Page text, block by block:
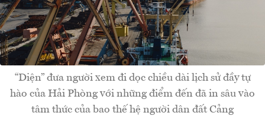
“Diện” đưa người xem đi dọc chiều dài lịch sử đầy tự
hào của Hải Phòng với những điểm đến đã in sâu vào
tâm thức của bao thế hệ người dân đất Cảng